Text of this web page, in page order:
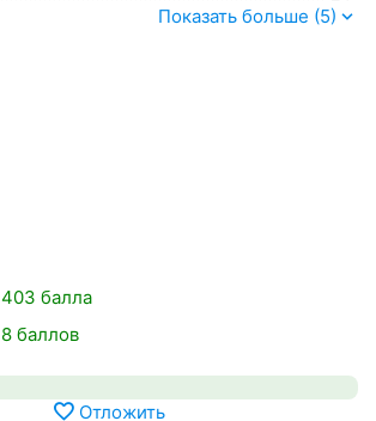
Показать больше (5)
403 балла
8 баллов
Отложить